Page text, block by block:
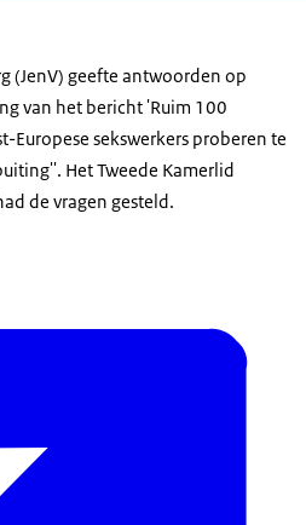
(JenV) geefte antwoorden op
van het bericht 'Ruim 100
Europese sekswerkers proberen te
Het Tweede Kamerlid
de vragen gesteld.